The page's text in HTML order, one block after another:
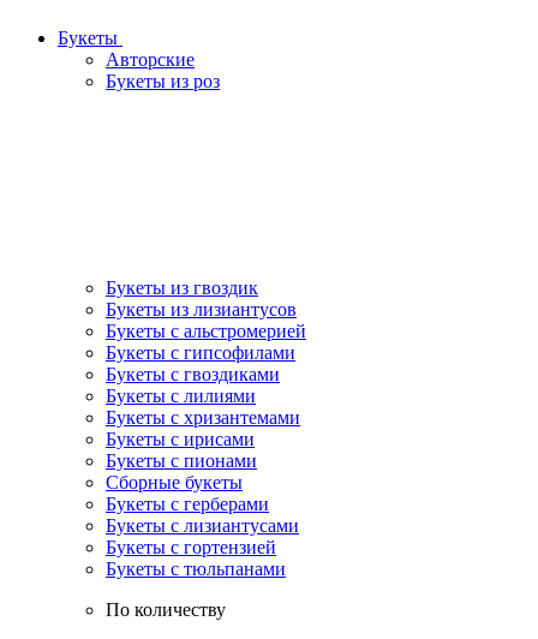
Букеты
Авторские
Букеты из роз
Букеты из гвоздик
Букеты из лизиантусов
Букеты с альстромерией
Букеты с гипсофилами
Букеты с гвоздиками
Букеты с лилиями
Букеты с хризантемами
Букеты с ирисами
Букеты с пионами
Сборные букеты
Букеты с герберами
Букеты с лизиантусами
Букеты с гортензией
Букеты с тюльпанами
По количеству